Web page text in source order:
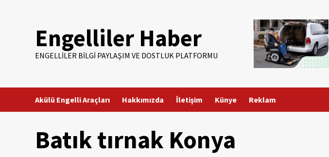
Engelliler Haber
ENGELLILER BILGI PAYLAŞIM VE DOSTLUK PLATFORMU
Akülü Engelli Araçları Hakkımızda İletişim Künye Reklam
Batık tırnak Konya